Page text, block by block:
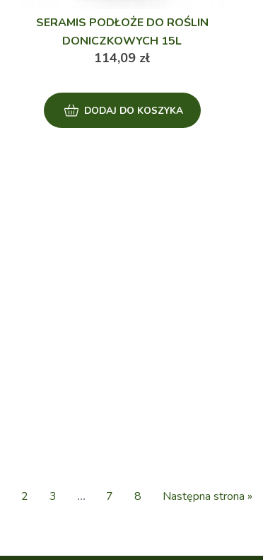
SERAMIS PODŁOŻE DO ROŚLIN
DONICZKOWYCH 15L
114,09 zł
DODAJ DO KOSZYKA
2 3 … 7 8 Następna strona »